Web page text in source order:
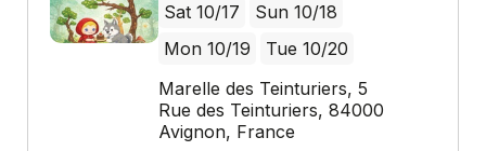
Sat 10/17
Sun 10/18
Mon 10/19
Tue 10/20
Marelle des Teinturiers, 5
Rue des Teinturiers, 84000
Avignon, France